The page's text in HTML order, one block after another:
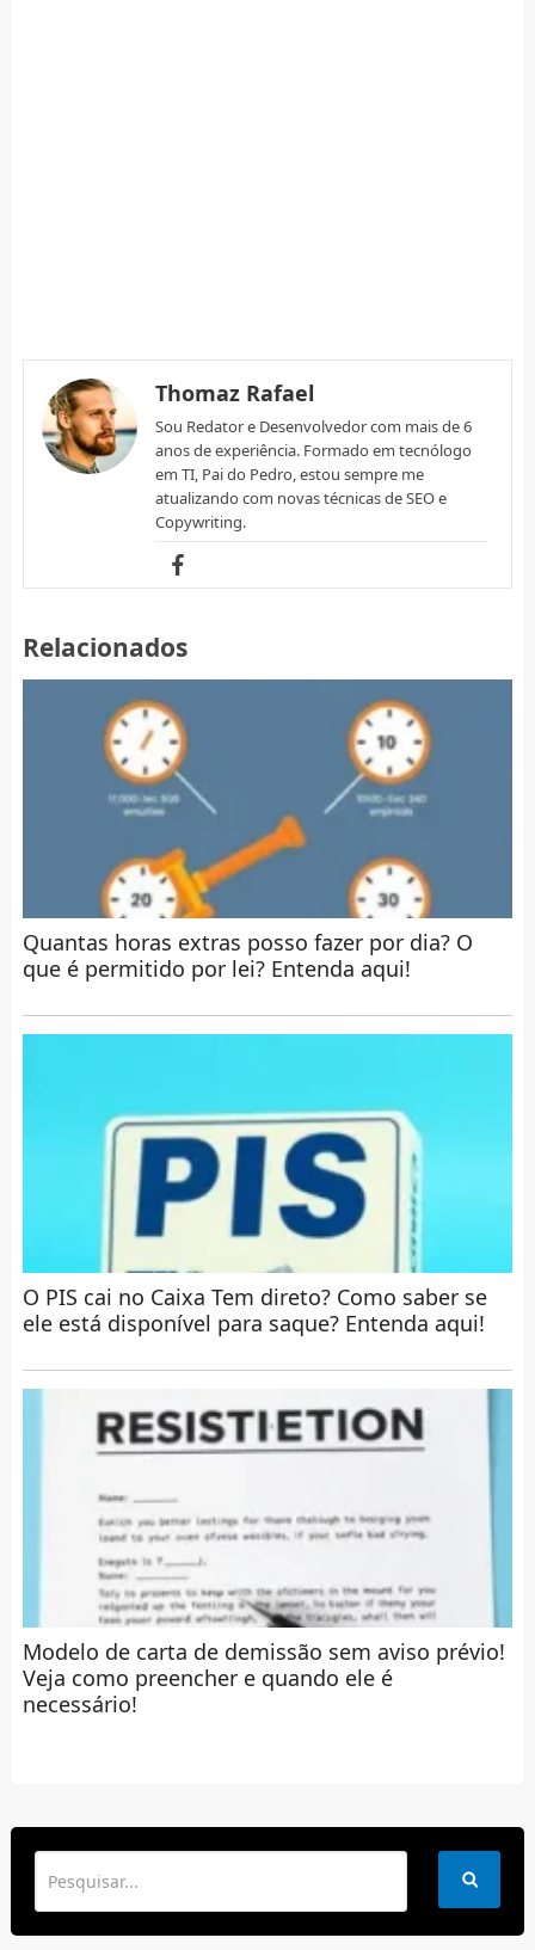
Thomaz Rafael
Sou Redator e Desenvolvedor com mais de 6
anos de experiência. Formado em tecnólogo
em TI, Pai do Pedro, estou sempre me
atualizando com novas técnicas de SEO e
Copywriting.
Relacionados
Quantas horas extras posso fazer por dia? O
que é permitido por lei? Entenda aqui!
O PIS cai no Caixa Tem direto? Como saber se
ele está disponível para saque? Entenda aqui!
Modelo de carta de demissão sem aviso prévio!
Veja como preencher e quando ele é
necessário!